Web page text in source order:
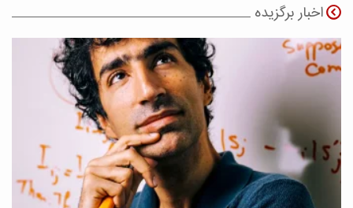
اخبار برگزیده